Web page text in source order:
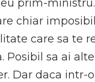
prim-
chiar
care sa te
Posibil sa ai
Dar daca intr-